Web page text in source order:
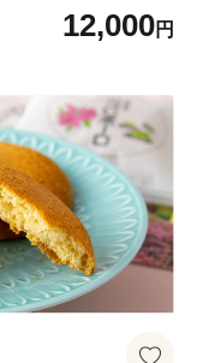
12,000円